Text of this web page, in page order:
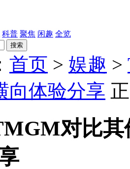
科普 聚焦 闲趣 全览
搜索
首页 > 娱趣 >
向体验分享
对比其